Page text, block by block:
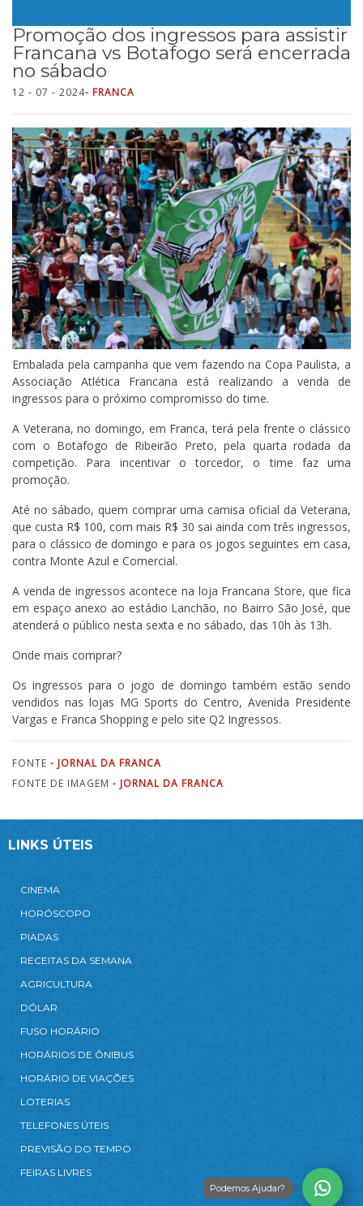
Promoção dos ingressos para assistir
Francana vs Botafogo será encerrada
no sábado
12 - 07 - 2024- FRANCA
Embalada pela campanha que vem fazendo na Copa Paulista, a
Associação Atlética Francana está realizando a venda de
ingressos para o próximo compromisso do time.
A Veterana, no domingo, em Franca, terá pela frente o clássico
com o Botafogo de Ribeirão Preto, pela quarta rodada da
competição. Para incentivar o torcedor, o time faz uma
promoção.
Até no sábado, quem comprar uma camisa oficial da Veterana,
que custa R$ 100, com mais R$ 30 sai ainda com três ingressos,
para o clássico de domingo e para os jogos seguintes em casa,
contra Monte Azul e Comercial.
A venda de ingressos acontece na loja Francana Store, que fica
em espaço anexo ao estádio Lanchão, no Bairro São José, que
atenderá o público nesta sexta e no sábado, das 10h às 13h.
Onde mais comprar?
Os ingressos para o jogo de domingo também estão sendo
vendidos nas lojas MG Sports do Centro, Avenida Presidente
Vargas e Franca Shopping e pelo site Q2 Ingressos.
FONTE - JORNAL DA FRANCA
FONTE DE IMAGEM - JORNAL DA FRANCA
LINKS ÚTEIS
CINEMA
HORÓSCOPO
PIADAS
RECEITAS DA SEMANA
AGRICULTURA
DÓLAR
FUSO HORÁRIO
HORÁRIOS DE ÔNIBUS
HORÁRIO DE VIAÇÕES
LOTERIAS
TELEFONES ÚTEIS
PREVISÃO DO TEMPO
FEIRAS LIVRES
Podemos Ajudar?